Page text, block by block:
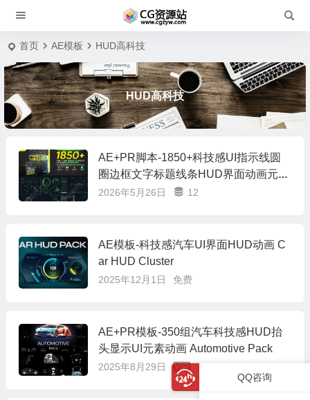
首页 AE模板 HUD高科技
HUD高科技
AE+PR脚本-1850+科技感UI指示线圆
圈边框文字标题线条HUD界面动画元素
HUDGE V2.1
2026年5月26日 12
AE模板-科技感汽车UI界面HUD动画 C
ar HUD Cluster
2025年12月1日 免费
AE+PR模板-350组汽车科技感HUD抬
头显示UI元素动画 Automotive Pack
2025年8月29日
QQ咨询